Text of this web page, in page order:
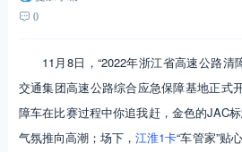
0
11月8日，“2022年浙江省高速公路清
交通集团高速公路综合应急保障基地正式
障车在比赛过程中你追我赶，金色的JAC
气氛推向高潮；场下，江淮1卡“车管家”贴